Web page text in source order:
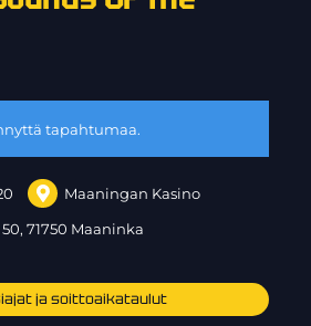
tapahtumaa.
Maaningan Kasino
71750 Maaninka
ja soittoaikataulut